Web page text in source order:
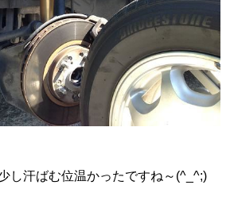
し汗ばむ位温かったですね～(^_^;)